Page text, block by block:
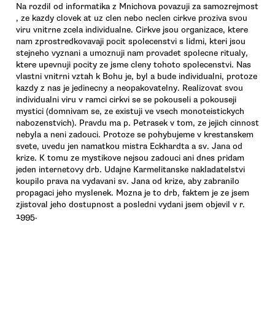
Na rozdil od informatika z Mnichova povazuji za samozrejmost
, ze kazdy clovek at uz clen nebo neclen cirkve proziva svou
viru vnitrne zcela individualne. Cirkve jsou organizace, ktere
nam zprostredkovavaji pocit spolecenstvi s lidmi, kteri jsou
stejneho vyznani a umoznuji nam provadet spolecne ritualy,
ktere upevnuji pocity ze jsme cleny tohoto spolecenstvi. Nas
vlastni vnitrni vztah k Bohu je, byl a bude individualni, protoze
kazdy z nas je jedinecny a neopakovatelny. Realizovat svou
individualni viru v ramci cirkvi se se pokouseli a pokouseji
mystici (domnivam se, ze existuji ve vsech monoteistickych
nabozenstvich). Pravdu ma p. Petrasek v tom, ze jejich cinnost
nebyla a neni zadouci. Protoze se pohybujeme v krestanskem
svete, uvedu jen namatkou mistra Eckhardta a sv. Jana od
krize. K tomu ze mystikove nejsou zadouci ani dnes pridam
jeden internetovy drb. Udajne Karmelitanske nakladatelstvi
koupilo prava na vydavani sv. Jana od krize, aby zabranilo
propagaci jeho myslenek. Mozna je to drb, faktem je ze jsem
zjistoval jeho dostupnost a posledni vydani jsem objevil v r.
1995.